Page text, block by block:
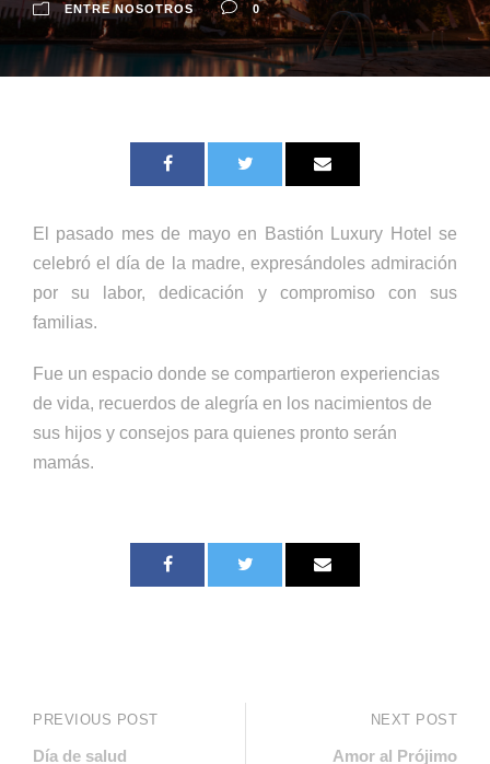
ENTRE NOSOTROS 0
El pasado mes de mayo en Bastión Luxury Hotel se
celebró el día de la madre, expresándoles admiración
por su labor, dedicación y compromiso con sus
familias.
Fue un espacio donde se compartieron experiencias
de vida, recuerdos de alegría en los nacimientos de
sus hijos y consejos para quienes pronto serán
mamás.
PREVIOUS POST
Día de salud
NEXT POST
Amor al Prójimo